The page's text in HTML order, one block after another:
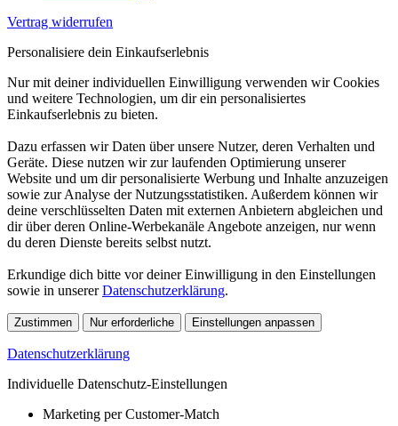
Vertrag widerrufen
Personalisiere dein Einkaufserlebnis
Nur mit deiner individuellen Einwilligung verwenden wir Cookies
und weitere Technologien, um dir ein personalisiertes
Einkaufserlebnis zu bieten.
Dazu erfassen wir Daten über unsere Nutzer, deren Verhalten und
Geräte. Diese nutzen wir zur laufenden Optimierung unserer
Website und um dir personalisierte Werbung und Inhalte anzuzeigen
sowie zur Analyse der Nutzungsstatistiken. Außerdem können wir
deine verschlüsselten Daten mit externen Anbietern abgleichen und
dir über deren Online-Werbekanäle Angebote anzeigen, nur wenn
du deren Dienste bereits selbst nutzt.
Erkundige dich bitte vor deiner Einwilligung in den Einstellungen
sowie in unsererDatenschutzerklärung.
Zustimmen Nur erforderliche Einstellungen anpassen
Datenschutzerklärung
Individuelle Datenschutz-Einstellungen
Marketing per Customer-Match